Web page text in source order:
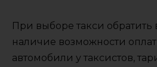
При выборе такси
наличие возможности
автомобили у таксистов,